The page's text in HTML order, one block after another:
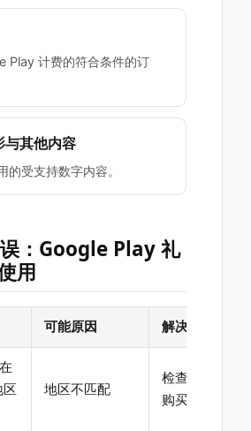
Play 计费的符合条件的订
与其他内容
的受支持数字内容。
：Google Play 礼
用
可能原因 解决方法
区
地区不匹配
检查你的
购买匹配的礼